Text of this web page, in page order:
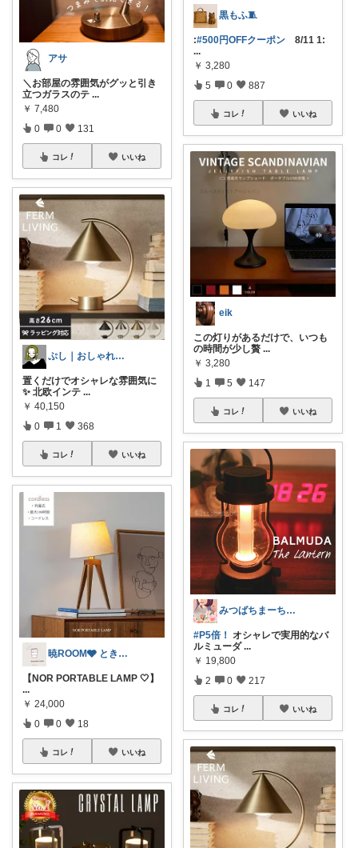
アサ
＼お部屋の雰囲気がグッと引き
立つガラスのテ ...
￥ 7,480
0 0 131
コレ いいね
ぷし｜おしゃれ雑貨🖤
置くだけでオシャレな雰囲気に
✨ 北欧インテ ...
￥ 40,150
0 1 368
コレ いいね
暁ROOM🩶 ときめく暮らしのセレクト
【NOR PORTABLE LAMP 🤍】
...
￥ 24,000
0 0 18
コレ いいね
黒もふ🧵
:#500円OFFクーポン 8/11 1:
...
￥ 3,280
5 0 887
コレ いいね
eik
この灯りがあるだけで、いつも
の時間が少し贅 ...
￥ 3,280
1 5 147
コレ いいね
みつばちまーちᵀᴴᴬᴺᴷ ᵞᴼᵁ ◡̈*
#P5倍！ オシャレで実用的なバ
ルミューダ ...
￥ 19,800
2 0 217
コレ いいね